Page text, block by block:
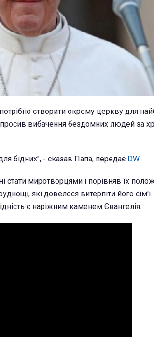
створити окрему церкву для
вибачення бездомних людей за
бідних", - сказав Папа, передає DW.
миротворцями і порівняв їх
які довелося витерпіти його
є наріжним каменем Євангелія.